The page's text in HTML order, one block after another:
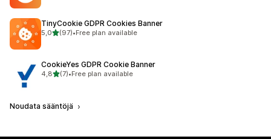
TinyCookie GDPR Cookies Banner
5,0/ 5 tähteä
(97)
97 arvostelua yhteensä
•Free plan available
CookieYes GDPR Cookie Banner
4,8/ 5 tähteä
(7)
7 arvostelua yhteensä
•Free plan available
Noudata sääntöjä